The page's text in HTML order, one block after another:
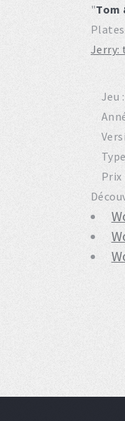
"Tom
Jerry:
Jeu :
Prix